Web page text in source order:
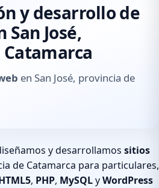
y desarrollo de
José,
en San José, provincia de
y desarrollamos sitios
de Catamarca para particulares,
, PHP, MySQLyWordPress